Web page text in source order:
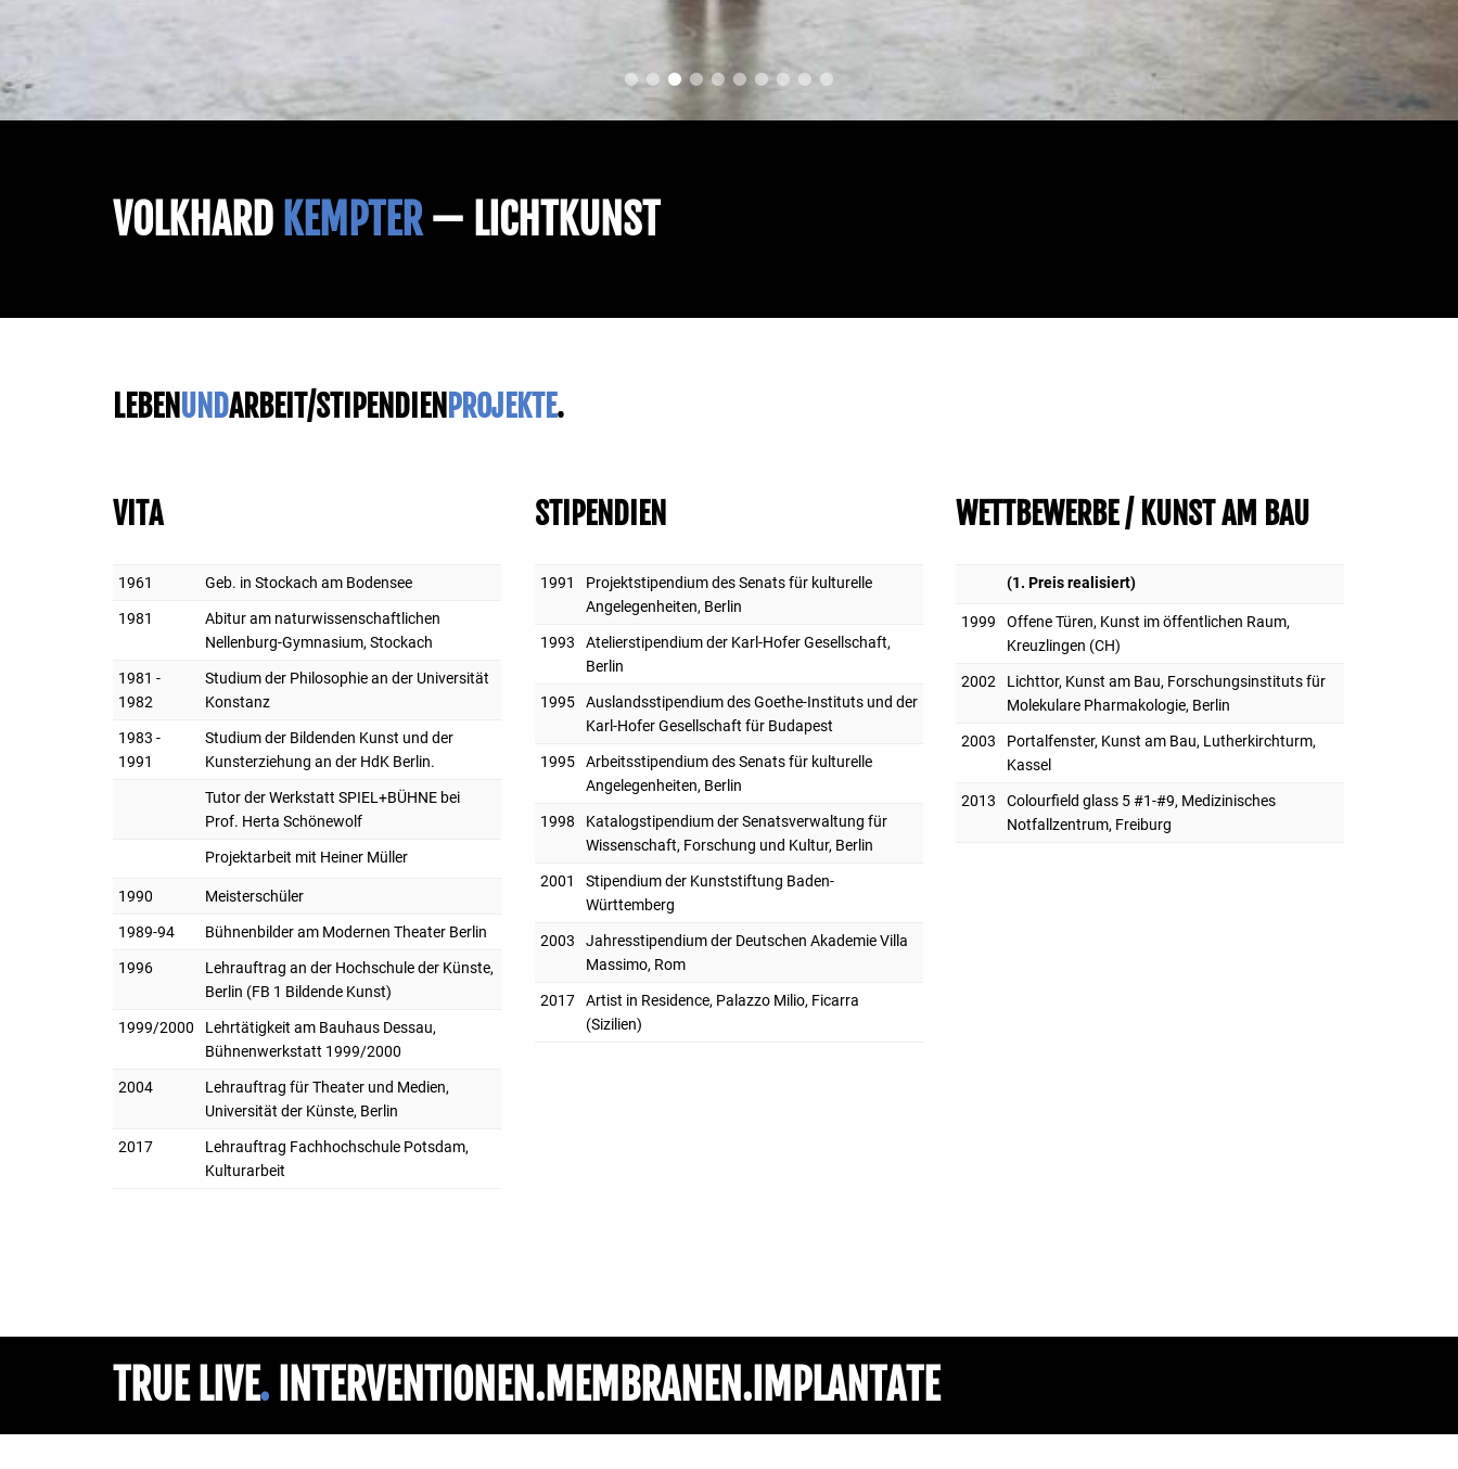
VOLKHARD KEMPTER— LICHTKUNST
LEBENUNDARBEIT/STIPENDIEN PROJEKTE.
VITA
1961 Geb. in Stockach am Bodensee
1981
Abitur am naturwissenschaftlichen
Nellenburg-Gymnasium, Stockach
1981 -
1982
Studium der Philosophie an der Universität
Konstanz
1983 -
1991
Studium der Bildenden Kunst und der
Kunsterziehung an der HdK Berlin.
Tutor der Werkstatt SPIEL+BÜHNE bei
Prof. Herta Schönewolf
Projektarbeit mit Heiner Müller
1990 Meisterschüler
1989-94 Bühnenbilder am Modernen Theater Berlin
1996
Lehrauftrag an der Hochschule der Künste,
Berlin (FB 1 Bildende Kunst)
1999/2000
Lehrtätigkeit am Bauhaus Dessau,
Bühnenwerkstatt 1999/2000
2004
Lehrauftrag für Theater und Medien,
Universität der Künste, Berlin
2017
Lehrauftrag Fachhochschule Potsdam,
Kulturarbeit
STIPENDIEN
1991
Projektstipendium des Senats für kulturelle
Angelegenheiten, Berlin
1993
Atelierstipendium der Karl-Hofer Gesellschaft,
Berlin
1995
Auslandsstipendium des Goethe-Instituts und der
Karl-Hofer Gesellschaft für Budapest
1995
Arbeitsstipendium des Senats für kulturelle
Angelegenheiten, Berlin
1998
Katalogstipendium der Senatsverwaltung für
Wissenschaft, Forschung und Kultur, Berlin
2001
Stipendium der Kunststiftung Baden-
Württemberg
2003
Jahresstipendium der Deutschen Akademie Villa
Massimo, Rom
2017
Artist in Residence, Palazzo Milio, Ficarra
(Sizilien)
WETTBEWERBE / KUNST AM BAU
(1. Preis realisiert)
1999
Offene Türen, Kunst im öffentlichen Raum,
Kreuzlingen (CH)
2002
Lichttor, Kunst am Bau, Forschungsinstituts für
Molekulare Pharmakologie, Berlin
2003
Portalfenster, Kunst am Bau, Lutherkirchturm,
Kassel
2013
Colourfield glass 5 #1-#9, Medizinisches
Notfallzentrum, Freiburg
TRUE LIVE. INTERVENTIONEN.MEMBRANEN.IMPLANTATE